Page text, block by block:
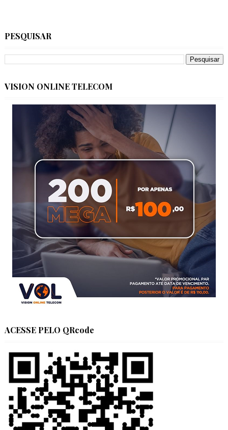
PESQUISAR
VISION ONLINE TELECOM
ACESSE PELO QRcode